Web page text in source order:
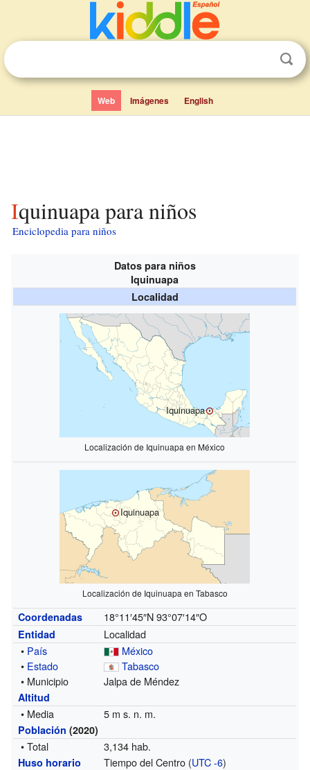
Web Imágenes English
Iquinuapa para niños
Enciclopedia para niños
Datos para niños
Iquinuapa
Localidad
Iquinuapa
Localización de Iquinuapa en México
Iquinuapa
Localización de Iquinuapa en Tabasco
Coordenadas 18°11′45″N 93°07′14″O
Entidad
Localidad
• País
México
• Estado
Tabasco
• Municipio
Jalpa de Méndez
Altitud
• Media 5 m s. n. m.
Población (2020)
• Total 3,134 hab.
Huso horario Tiempo del Centro (UTC -6)